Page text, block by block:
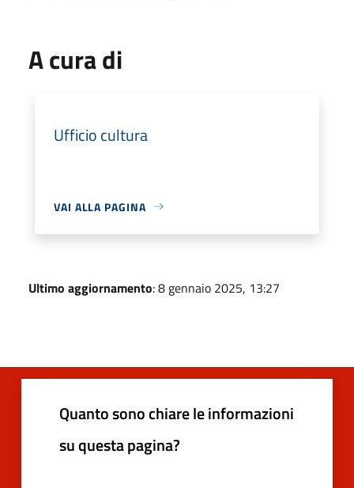
A cura di
Ufficio cultura
VAI ALLA PAGINA
Ultimo aggiornamento: 8 gennaio 2025, 13:27
Quanto sono chiare le informazioni
su questa pagina?